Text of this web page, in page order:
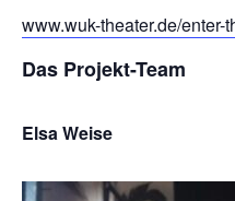
www.wuk-theater.de/enter-
Das Projekt-Team
Elsa Weise